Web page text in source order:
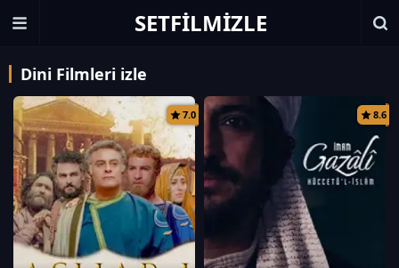
SETFILMIZLE
Dini Filmleri izle
7.0 8.6